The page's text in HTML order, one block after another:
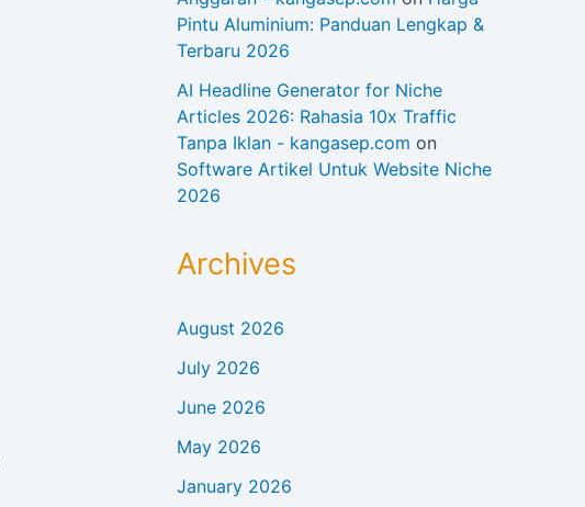
Pintu Aluminium: Panduan Lengkap &
Terbaru 2026
AI Headline Generator for Niche
Articles 2026: Rahasia 10x Traffic
Tanpa Iklan - kangasep.com on
Software Artikel Untuk Website Niche
2026
Archives
August 2026
July 2026
June 2026
May 2026
January 2026